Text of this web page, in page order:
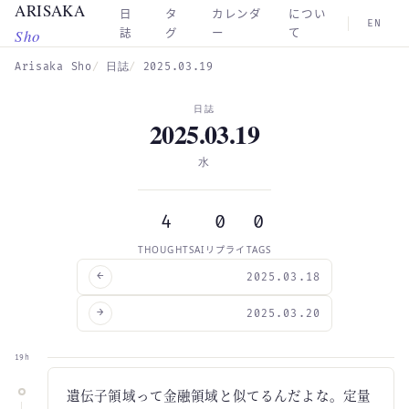
Skip to main content
ARISAKA
Sho
日
誌
タ
グ
カレンダ
ー
につい
て
EN
Arisaka Sho 日誌 2025.03.19
← 2025.03.18
日誌
2025.03.19
水
4
THOUGHTS
0
AIリプライ
0
TAGS
2025.03.20
→
19h
遺伝子領域って金融領域と似てるんだよな。定量